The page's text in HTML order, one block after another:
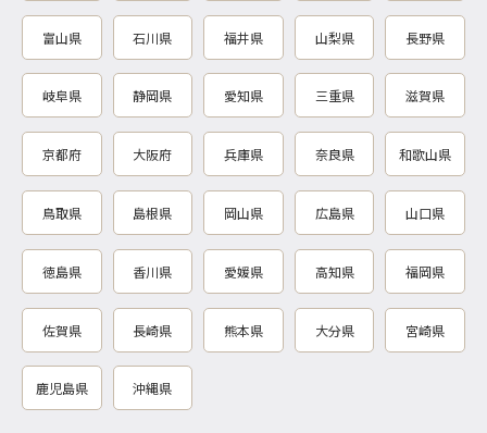
富山県 石川県 福井県 山梨県 長野県
岐阜県 静岡県 愛知県 三重県 滋賀県
京都府 大阪府 兵庫県 奈良県 和歌山県
鳥取県 島根県 岡山県 広島県 山口県
徳島県 香川県 愛媛県 高知県 福岡県
佐賀県 長崎県 熊本県 大分県 宮崎県
鹿児島県 沖縄県